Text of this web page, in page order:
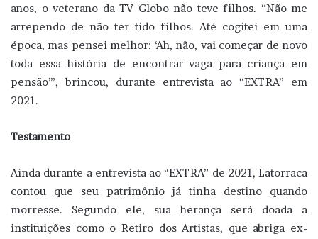
anos, o veterano da TV Globo não teve filhos. “Não me
arrependo de não ter tido filhos. Até cogitei em uma
época, mas pensei melhor: ‘Ah, não, vai começar de novo
toda essa história de encontrar vaga para criança em
pensão’”, brincou, durante entrevista ao “EXTRA” em
2021.
Testamento
Ainda durante a entrevista ao “EXTRA” de 2021, Latorraca
contou que seu patrimônio já tinha destino quando
morresse. Segundo ele, sua herança será doada a
instituições como o Retiro dos Artistas, que abriga ex-